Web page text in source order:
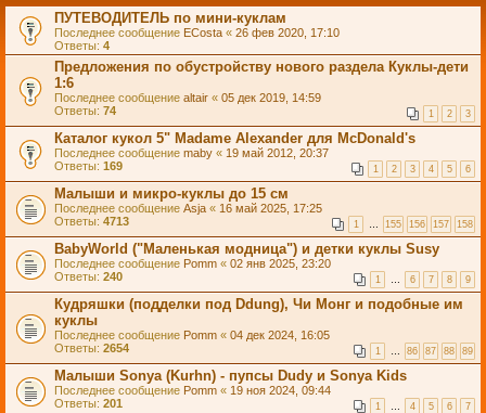
ПУТЕВОДИТЕЛЬ по мини-куклам
Последнее сообщение ECosta « 26 фев 2020, 17:10
Ответы: 4
Предложения по обустройству нового раздела Куклы-дети
1:6
Последнее сообщение altair « 05 дек 2019, 14:59
Ответы: 74 1 2 3
Каталог кукол 5" Madame Alexander для McDonald's
Последнее сообщение maby « 19 май 2012, 20:37
Ответы: 169 1 2 3 4 5 6
Малыши и микро-куклы до 15 см
Последнее сообщение Asja « 16 май 2025, 17:25
Ответы: 4713 1 … 155 156 157 158
BabyWorld ("Маленькая модница") и детки куклы Susy
Последнее сообщение Pomm « 02 янв 2025, 23:20
Ответы: 240 1 … 6 7 8 9
Кудряшки (подделки под Ddung), Чи Монг и подобные им
куклы
Последнее сообщение Pomm « 04 дек 2024, 16:05
Ответы: 2654 1 … 86 87 88 89
Малыши Sonya (Kurhn) - пупсы Dudy и Sonya Kids
Последнее сообщение Pomm « 19 ноя 2024, 09:44
Ответы: 201 1 … 4 5 6 7